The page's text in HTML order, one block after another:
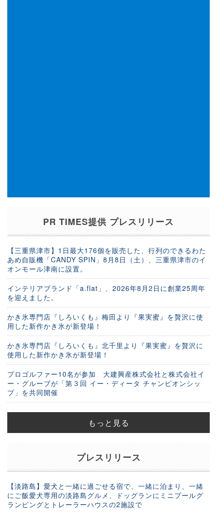
PR TIMES提供 プレスリリース
【三重県津市】1日最大176個を販売した、行列のできるわた
あめ自販機「CANDY SPIN」8月8日（土）、三重県津市のイ
オンモール津南に設置。
インテリアブランド「a.flat」、2026年8月2日に創業25周年
を迎えました。
かき氷専門店『しろいくも』梅田より『果実蜜』を贅沢に使
用した新作かき氷が新登場！
かき氷専門店『しろいくも』北千里より『果実蜜』を贅沢に
使用した新作かき氷が新登場！
プロゴルファー10名が参加 大建興産株式会社と株式会社イ
ー・グルーブが「第３回 イー・ディータ チャンピオンシッ
プ」を共同開催
もっと見る
プレスリリース
【淡路島】愛犬と一緒に過ごせる宿で、一緒に泊まり、一緒
にご飯愛犬専用の淡路島グルメ、ドッグランにミニプールグ
ランピングとトレーラーハウスの2施設で